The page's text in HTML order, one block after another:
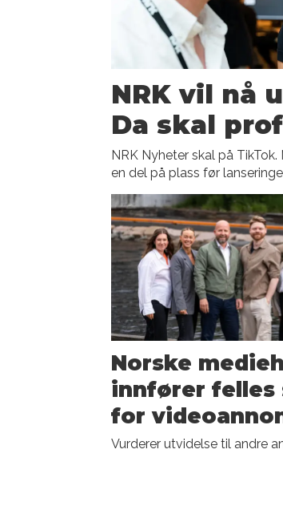
NRK vil nå
Da skal
NRK Nyheter skal på
en del på plass før
Norske
innfører felles
for
Vurderer utvidelse til andre